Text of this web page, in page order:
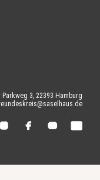
Parkweg 3, 22393 Hamburg